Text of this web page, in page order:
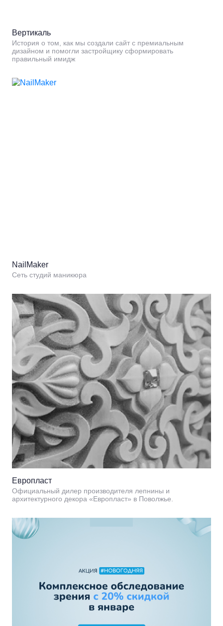
Вертикаль
История о том, как мы создали сайт с премиальным
дизайном и помогли застройщику сформировать
правильный имидж
NailMaker
Сеть студий маникюра
Европласт
Официальный дилер производителя лепнины и
архитектурного декора «Европласт» в Поволжье.